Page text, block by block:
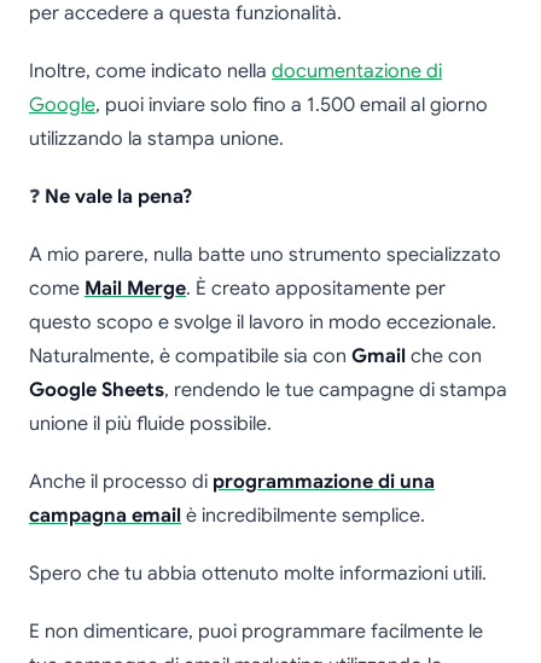
per accedere a questa funzionalità.
Inoltre, come indicato nella documentazione di
Google, puoi inviare solo fino a 1.500 email al giorno
utilizzando la stampa unione.
❓ Ne vale la pena?
A mio parere, nulla batte uno strumento specializzato
come Mail Merge. È creato appositamente per
questo scopo e svolge il lavoro in modo eccezionale.
Naturalmente, è compatibile sia con Gmail che con
Google Sheets, rendendo le tue campagne di stampa
unione il più fluide possibile.
Anche il processo di programmazione di una
campagna email è incredibilmente semplice.
Spero che tu abbia ottenuto molte informazioni utili.
E non dimenticare, puoi programmare facilmente le